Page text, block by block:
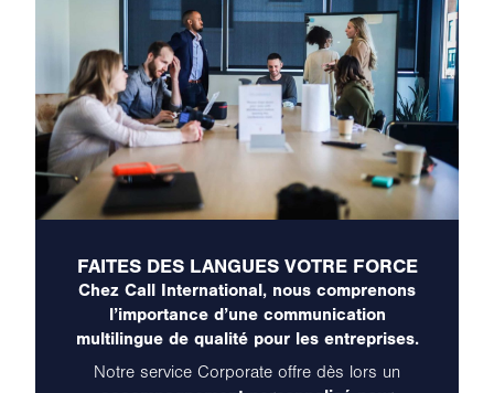
FAITES DES LANGUES VOTRE FORCE
Chez Call International, nous comprenons
l’importance d’une communication
multilingue de qualité pour les entreprises.
Notre service Corporate offre dès lors un